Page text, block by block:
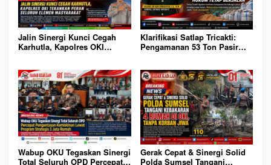
Jalin Sinergi Kunci Cegah
Karhutla, Kapolres OKI
Klarifikasi Satlap Tricakti:
Pengamanan 53 Ton Pasir
Penegakan Hukum Tetap
Berjalan
Wabup OKU Tegaskan Sinergi
Total Seluruh OPD Percepat
Gerak Cepat & Sinergi Solid
Polda Sumsel Tangani